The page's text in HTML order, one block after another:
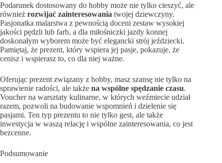
Podarunek dostosowany do hobby może nie tylko cieszyć, ale
również rozwijać zainteresowania twojej dziewczyny.
Pasjonatka malarstwa z pewnością doceni zestaw wysokiej
jakości pędzli lub farb, a dla miłośniczki jazdy konnej
doskonałym wyborem może być elegancki strój jeździecki.
Pamiętaj, że prezent, który wspiera jej pasje, pokazuje, że
cenisz i wspierasz to, co dla niej ważne.
Oferując prezent związany z hobby, masz szansę nie tylko na
sprawienie radości, ale także na wspólne spędzanie czasu.
Voucher na warsztaty kulinarne, w których weźmiecie udział
razem, pozwoli na budowanie wspomnień i dzielenie się
pasjami. Ten typ prezentu to nie tylko gest, ale także
inwestycja w waszą relację i wspólne zainteresowania, co jest
bezcenne.
Podsumowanie